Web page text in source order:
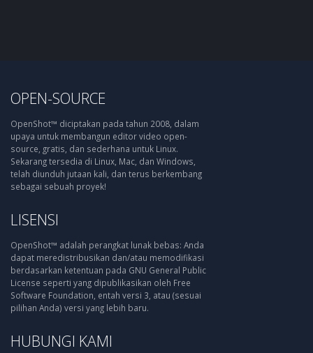
OPEN-SOURCE
OpenShot™ diciptakan pada tahun 2008, dalam
upaya untuk membangun editor video open-
source, gratis, dan sederhana untuk Linux.
Sekarang tersedia di Linux, Mac, dan Windows,
telah diunduh jutaan kali, dan terus berkembang
sebagai sebuah proyek!
LISENSI
OpenShot™ adalah perangkat lunak bebas: Anda
dapat meredistribusikan dan/atau memodifikasi
berdasarkan ketentuan pada GNU General Public
License seperti yang dipublikasikan oleh Free
Software Foundation, entah versi 3, atau (sesuai
pilihan Anda) versi yang lebih baru.
HUBUNGI KAMI